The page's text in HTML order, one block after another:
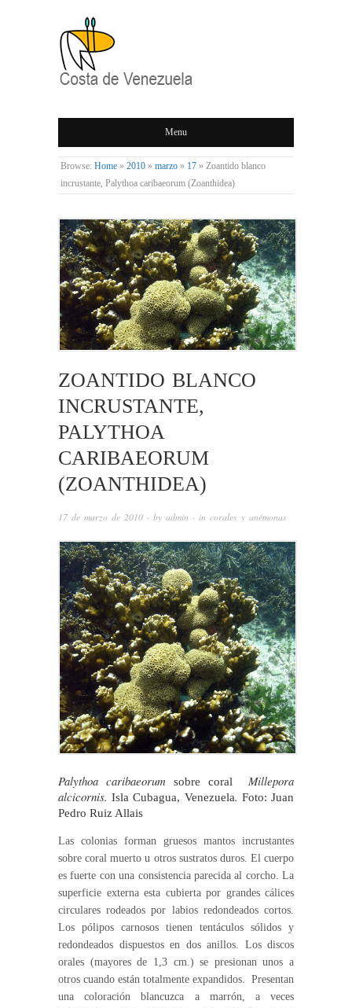
COSTA DE
VENEZUELA
Menu
Browse: Home » 2010 » marzo » 17 » Zoantido blanco
incrustante, Palythoa caribaeorum (Zoanthidea)
ZOANTIDO BLANCO
INCRUSTANTE,
PALYTHOA
CARIBAEORUM
(ZOANTHIDEA)
17 de marzo de 2010 · by admin · in corales y anémonas
Palythoa caribaeorum sobre coral
Millepora
alcicornis.Isla Cubagua, Venezuela. Foto: Juan
Pedro Ruiz Allais
Las colonias forman gruesos mantos incrustantes
sobre coral muerto u otros sustratos duros. El cuerpo
es fuerte con una consistencia parecida al corcho. La
superficie externa esta cubierta por grandes cálices
circulares rodeados por labios redondeados cortos.
Los pólipos carnosos tienen tentáculos sólidos y
redondeados dispuestos en dos anillos. Los discos
orales (mayores de 1,3 cm.) se presionan unos a
otros cuando están totalmente expandidos. Presentan
una coloración blancuzca a marrón, a veces